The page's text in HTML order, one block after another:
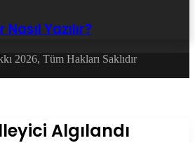
Yazılır?
2026, Tüm Hakları Saklıdır
Algılandı